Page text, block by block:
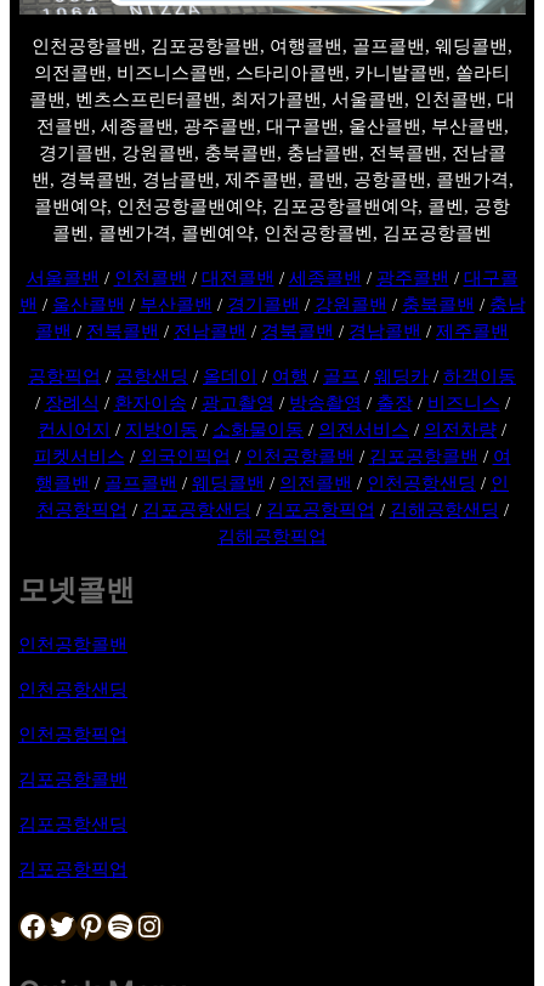
인천공항콜밴, 김포공항콜밴, 여행콜밴, 골프콜밴, 웨딩콜밴,
의전콜밴, 비즈니스콜밴, 스타리아콜밴, 카니발콜밴, 쏠라티
콜밴, 벤츠스프린터콜밴, 최저가콜밴, 서울콜밴, 인천콜밴, 대
전콜밴, 세종콜밴, 광주콜밴, 대구콜밴, 울산콜밴, 부산콜밴,
경기콜밴, 강원콜밴, 충북콜밴, 충남콜밴, 전북콜밴, 전남콜
밴, 경북콜밴, 경남콜밴, 제주콜밴, 콜밴, 공항콜밴, 콜밴가격,
콜밴예약, 인천공항콜밴예약, 김포공항콜밴예약, 콜벤, 공항
콜벤, 콜벤가격, 콜벤예약, 인천공항콜벤, 김포공항콜벤
서울콜밴 / 인천콜밴 / 대전콜밴 / 세종콜밴 / 광주콜밴 / 대구콜
밴 / 울산콜밴 / 부산콜밴 / 경기콜밴 / 강원콜밴 / 충북콜밴 / 충남
콜밴 / 전북콜밴 / 전남콜밴 / 경북콜밴 / 경남콜밴 / 제주콜밴
공항픽업 / 공항샌딩 / 올데이 / 여행 / 골프 / 웨딩카 / 하객이동
/ 장례식 / 환자이송 / 광고촬영 / 방송촬영 / 출장/ 비즈니스 /
컨시어지 / 지방이동 / 소화물이동 / 의전서비스 / 의전차량 /
피켓서비스 / 외국인픽업 / 인천공항콜밴 / 김포공항콜밴 / 여
행콜밴 / 골프콜밴 / 웨딩콜밴 / 의전콜밴 / 인천공항샌딩 / 인
천공항픽업 / 김포공항샌딩 / 김포공항픽업 / 김해공항샌딩 /
김해공항픽업
모넷콜밴
인천공항콜밴
인천공항샌딩
인천공항픽업
김포공항콜밴
김포공항샌딩
김포공항픽업
Facebook Twitter Pinterest Spotify Instagram